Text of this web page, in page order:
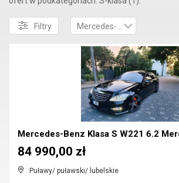
Filtry Mercedes-Benz
Puławy/ puławski/ lubelskie
84 990,00 zł